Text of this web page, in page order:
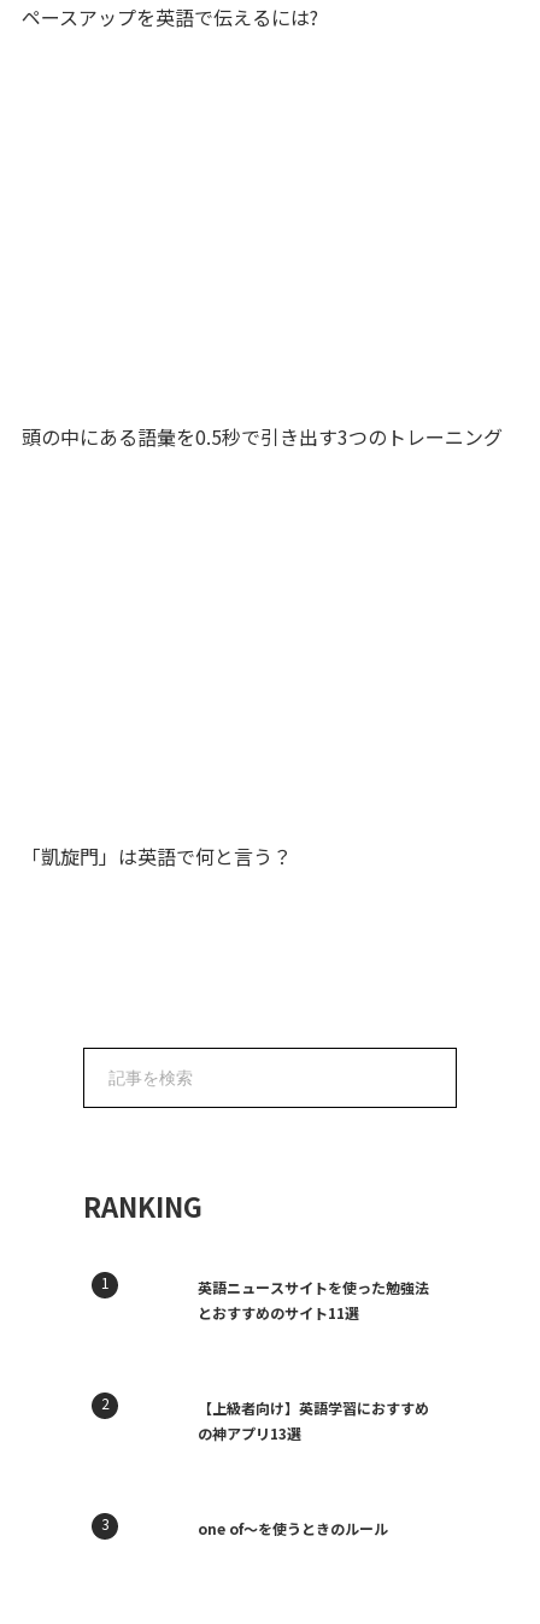
ペースアップを英語で伝えるには?
頭の中にある語彙を0.5秒で引き出す3つのトレーニング
「凱旋門」は英語で何と言う？
RANKING
英語ニュースサイトを使った勉強法
とおすすめのサイト11選
【上級者向け】英語学習におすすめ
の神アプリ13選
one of〜を使うときのルール